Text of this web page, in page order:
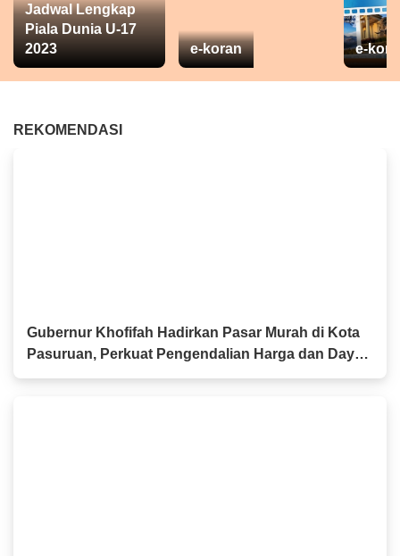
Jadwal Lengkap
Piala Dunia U-17
2023
e-koran e-
REKOMENDASI
Gubernur Khofifah Hadirkan Pasar Murah di Kota
Pasuruan, Perkuat Pengendalian Harga dan Daya
Beli Masyarakat